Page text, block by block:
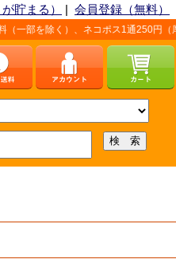
貯まる） | 会員登録（無料）
部を除く）、ネコポス1通250円（